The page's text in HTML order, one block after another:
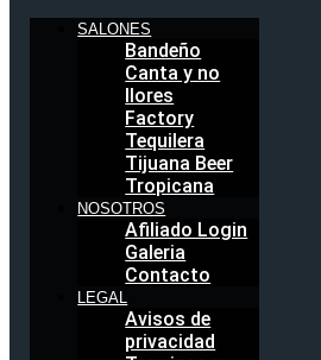
SALONES
Bandeño
Canta y no
llores
Factory
Tequilera
Tijuana Beer
Tropicana
NOSOTROS
Afiliado Login
Galeria
Contacto
LEGAL
Avisos de
privacidad